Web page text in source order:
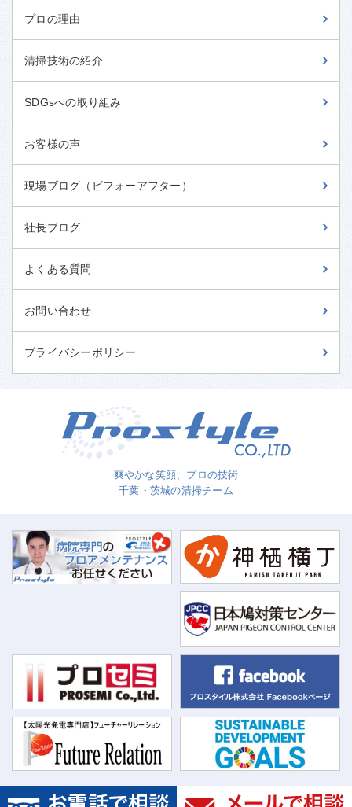
プロの理由
清掃技術の紹介
SDGsへの取り組み
お客様の声
現場ブログ（ビフォーアフター）
社長ブログ
よくある質問
お問い合わせ
プライバシーポリシー
爽やかな笑顔、プロの技術
千葉・茨城の清掃チーム